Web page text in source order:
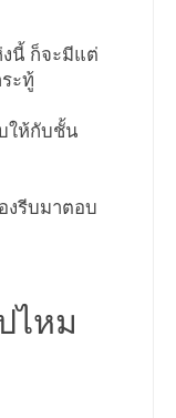
นี้ ก็จะมีแต่
ะทู้
ให้กับชั้น
งรีบมาตอบ
ไหม